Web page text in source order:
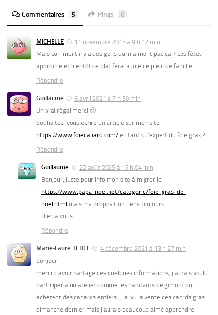
Commentaires 5 Pings 0
MICHELLE
11 novembre 2015 à 9 h 12 min
Mais comment il y a des gens qui n’aiment pas ça ? Les fêtes
approche et bientôt ce plat fera la joie de plein de famille
Répondre
Guillaume
6 avril 2021 à 7 h 30 min
Un vrai régal merci 🙂
Souhaitez-vous écrire un article sur mon site
https://www.foiecanard.com/ en tant qu’expert du foie gras ?
Répondre
Guillaume
22 août 2025 à 15 h 04 min
Bonjour, juste pour info mon site à migrer ici
https://www.papa-noel.net/categorie/foie-gras-de-
noel.html mais ma proposition tiens toujours
Bien à vous
Répondre
Marie-Laure BEDEL
4 décembre 2021 à 13 h 27 min
bonjour
merci d avoir partage ces quelques informations, j aurais voulu
participer a un atelier comme les habitants de gimont qui
achetent des canards entiers , j ai vu la vente des canrds gras
dimanche dernier mais j aurais beaucoup aimé apprendre